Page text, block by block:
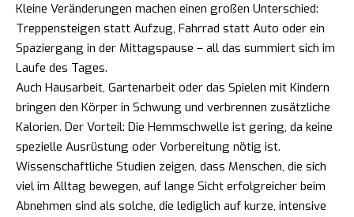
Kleine Veränderungen machen einen großen Unterschied:
Treppensteigen statt Aufzug, Fahrrad statt Auto oder ein
Spaziergang in der Mittagspause – all das summiert sich im
Laufe des Tages.
Auch Hausarbeit, Gartenarbeit oder das Spielen mit Kindern
bringen den Körper in Schwung und verbrennen zusätzliche
Kalorien. Der Vorteil: Die Hemmschwelle ist gering, da keine
spezielle Ausrüstung oder Vorbereitung nötig ist.
Wissenschaftliche Studien zeigen, dass Menschen, die sich
viel im Alltag bewegen, auf lange Sicht erfolgreicher beim
Abnehmen sind als solche, die lediglich auf kurze, intensive